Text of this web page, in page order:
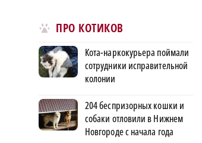
ПРО КОТИКОВ
Кота-наркокурьера поймали
сотрудники исправительной
колонии
204 беспризорных кошки и
собаки отловили в Нижнем
Новгороде с начала года